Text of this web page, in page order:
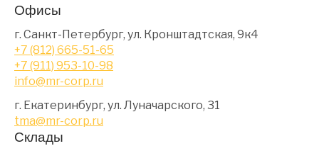
Офисы
г. Санкт-Петербург, ул. Кронштадтская, 9к4
+7 (812) 665-51-65
+7 (911) 953-10-98
info@mr-corp.ru
г. Екатеринбург, ул. Луначарского, 31
tma@mr-corp.ru
Склады